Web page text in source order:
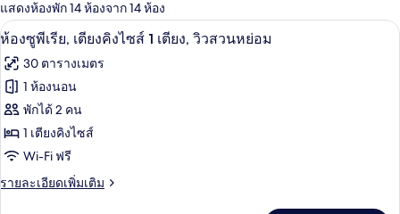
ที่
มี
ให้
สำหรับ
ห้อง
พัก
แสดงห้องพัก 14 ห้องจาก 14 ห้อง
เปิด
ภาพถ่าย
ทั้งหมด
ของ
ห้อง
ซู
พี
มินิบาร์, ตู้นิรภัยในห้องพัก, โต๊ะทำงา
6
ห้องซูพีเรีย, เตียงคิงไซส์ 1 เตียง, วิวสวนหย่อม
30 ตารางเมตร
1 ห้องนอน
พักได้ 2 คน
1 เตียงคิงไซส์
Wi-Fi ฟรี
รายละเอียดเพิ่มเติม
ราย